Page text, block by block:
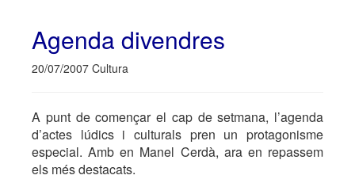
Agenda divendres
20/07/2007 Cultura
A punt de començar el cap de setmana, l’agenda
d’actes lúdics i culturals pren un protagonisme
especial. Amb en Manel Cerdà, ara en repassem
els més destacats.